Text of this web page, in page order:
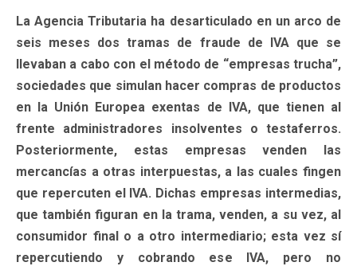
La Agencia Tributaria ha desarticulado en un arco de
seis meses dos tramas de fraude de IVA que se
llevaban a cabo con el método de “empresas trucha”,
sociedades que simulan hacer compras de productos
en la Unión Europea exentas de IVA, que tienen al
frente administradores insolventes o testaferros.
Posteriormente, estas empresas venden las
mercancías a otras interpuestas, a las cuales fingen
que repercuten el IVA. Dichas empresas intermedias,
que también figuran en la trama, venden, a su vez, al
consumidor final o a otro intermediario; esta vez sí
repercutiendo y cobrando ese IVA, pero no